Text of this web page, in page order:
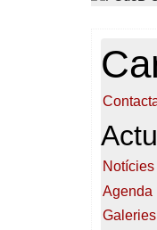
Notícies
Agenda